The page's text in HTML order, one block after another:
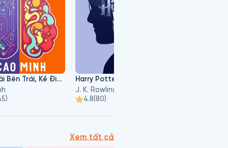
Thiên Tài Bên Trái, Kẻ Điên Bên Phải
)
J. K. Rowling
4.8(80)
Xem tất cả